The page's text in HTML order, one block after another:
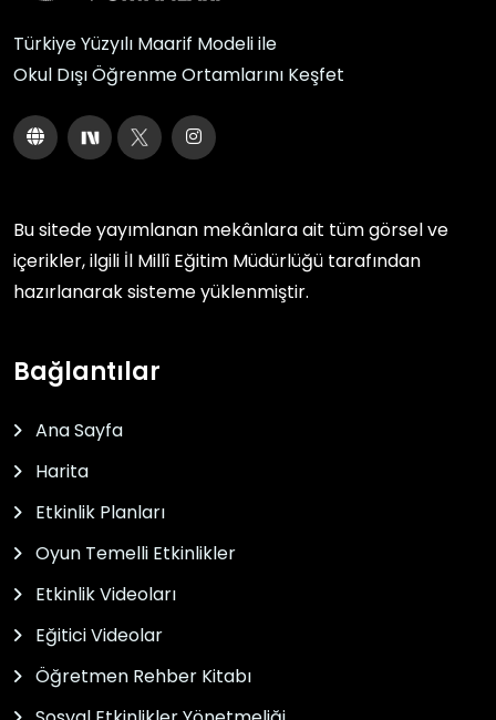
Türkiye Yüzyılı Maarif Modeli ile
Okul Dışı Öğrenme Ortamlarını Keşfet
Bu sitede yayımlanan mekânlara ait tüm görsel ve
içerikler, ilgili İl Millî Eğitim Müdürlüğü tarafından
hazırlanarak sisteme yüklenmiştir.
Bağlantılar
Ana Sayfa
Harita
Etkinlik Planları
Oyun Temelli Etkinlikler
Etkinlik Videoları
Eğitici Videolar
Öğretmen Rehber Kitabı